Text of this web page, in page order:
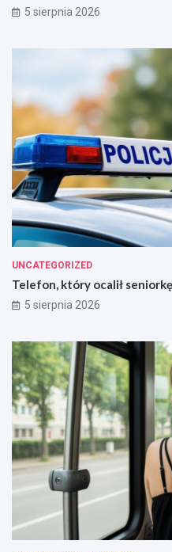
5 sierpnia 2026
UNCATEGORIZED
Telefon, który ocalił
5 sierpnia 2026